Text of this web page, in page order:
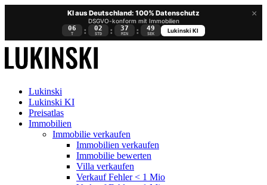
×
KI aus Deutschland: 100% Datenschutz
DSGVO-konform mit Immobilien
06
T : 02
STD : 37
MIN : 48
SEK
Lukinski KI
Lukinski
Lukinski KI
Preisatlas
Immobilien
Immobilie verkaufen
Immobilien verkaufen
Immobilie bewerten
Villa verkaufen
Verkauf Fehler < 1 Mio